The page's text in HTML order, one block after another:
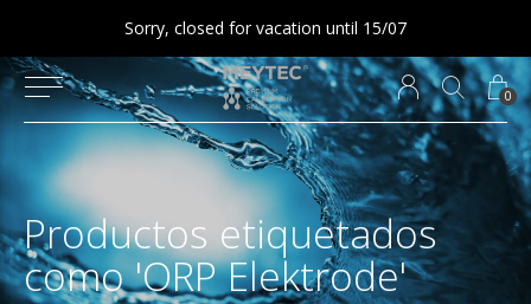
0
Sorry, closed for vacation until 15/07
Productos etiquetados
como 'ORP Elektrode'